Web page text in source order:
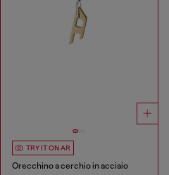
TRY IT ON AR
Orecchino a cerchio in acciaio